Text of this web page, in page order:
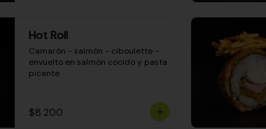
Hot Roll
Camarón - salmón - ciboulette -
envuelto en salmón cocido y pasta
picante
$8.200